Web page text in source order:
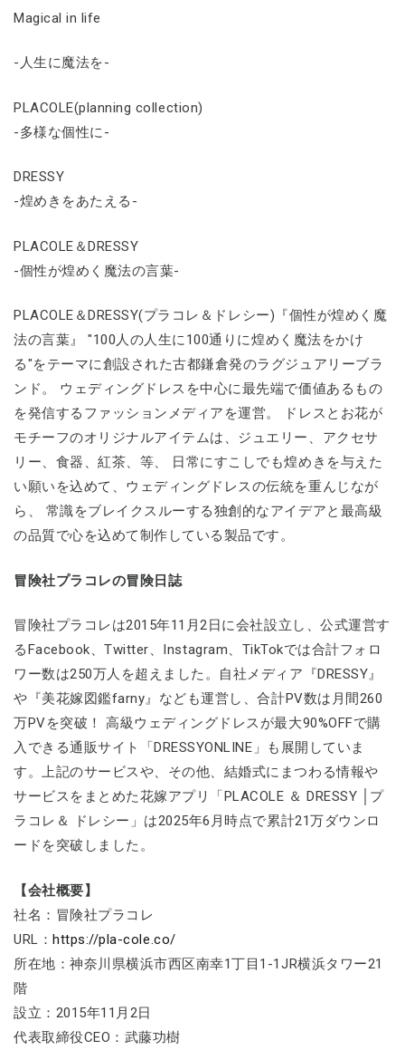
Magical in life
-人生に魔法を-
PLACOLE(planning collection)
-多様な個性に-
DRESSY
-煌めきをあたえる-
PLACOLE＆DRESSY
-個性が煌めく魔法の言葉-
PLACOLE＆DRESSY(プラコレ＆ドレシー)『個性が煌めく魔
法の言葉』 "100人の人生に100通りに煌めく魔法をかけ
る"をテーマに創設された古都鎌倉発のラグジュアリーブラ
ンド。 ウェディングドレスを中心に最先端で価値あるもの
を発信するファッションメディアを運営。 ドレスとお花が
モチーフのオリジナルアイテムは、ジュエリー、アクセサ
リー、食器、紅茶、等、 日常にすこしでも煌めきを与えた
い願いを込めて、ウェディングドレスの伝統を重んじなが
ら、 常識をブレイクスルーする独創的なアイデアと最高級
の品質で心を込めて制作している製品です。
冒険社プラコレの冒険日誌
冒険社プラコレは2015年11月2日に会社設立し、公式運営す
るFacebook、Twitter、Instagram、TikTokでは合計フォロ
ワー数は250万人を超えました。自社メディア『DRESSY』
や『美花嫁図鑑farny』なども運営し、合計PV数は月間260
万PVを突破！ 高級ウェディングドレスが最大90%OFFで購
入できる通販サイト「DRESSYONLINE」も展開していま
す。上記のサービスや、その他、結婚式にまつわる情報や
サービスをまとめた花嫁アプリ「PLACOLE ＆ DRESSY │プ
ラコレ＆ ドレシー」は2025年6月時点で累計21万ダウンロ
ードを突破しました。
【会社概要】
社名：冒険社プラコレ
URL：https://pla-cole.co/
所在地：神奈川県横浜市西区南幸1丁目1-1JR横浜タワー21
階
設立：2015年11月2日
代表取締役CEO：武藤功樹